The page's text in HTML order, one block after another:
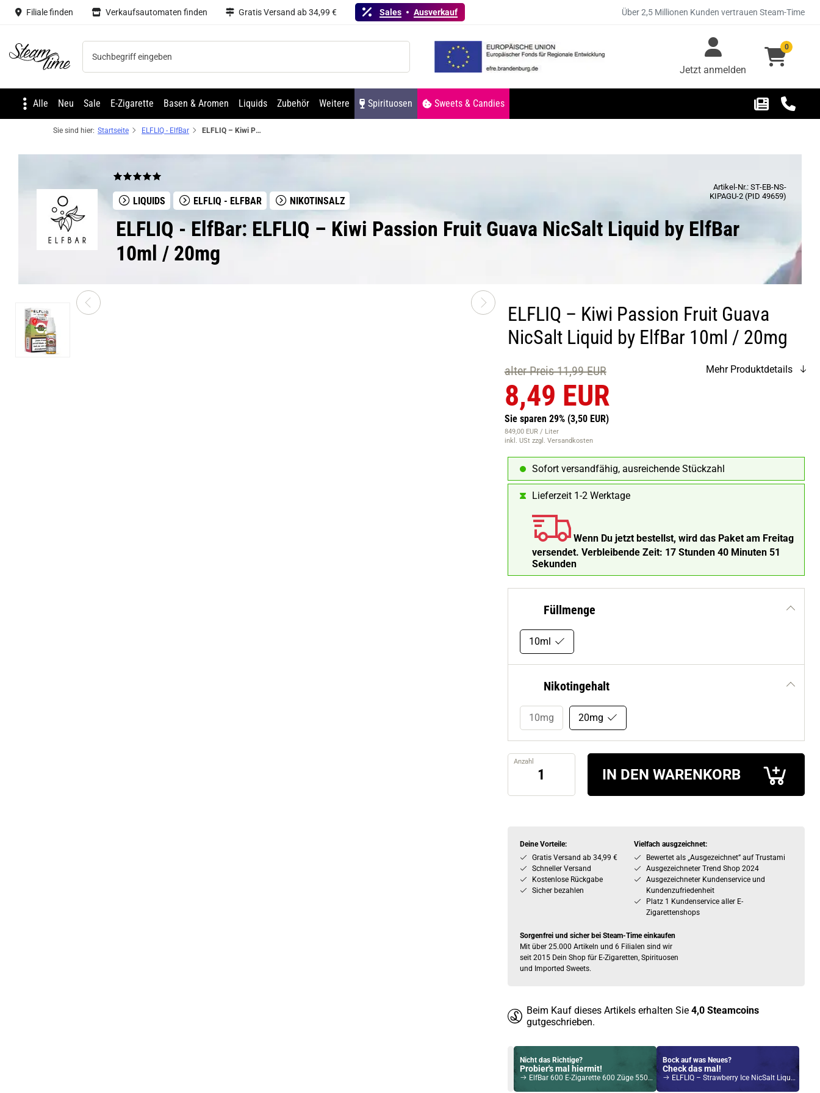
Filiale finden Verkaufsautomaten finden Gratis Versand ab 34,99 € Sales Ausverkauf Über 2,5 Millionen Kunden vertrauen Steam-Time
Steam time Jetzt anmelden
0
Alle Neu Sale E-Zigarette Basen & Aromen Liquids Zubehör Weitere Spirituosen Sweets & Candies
Sie sind hier: Startseite ELFLIQ - ElfBar ELFLIQ – Kiwi Passion Fruit Guava NicSalt Liquid by ElfBar 10ml / 20mg
LIQUIDS ELFLIQ - ELFBAR NIKOTINSALZ
Artikel-Nr.: ST-EB-NS-
KIPAGU-2 (PID 49659)
ELFLIQ - ElfBar: ELFLIQ – Kiwi Passion Fruit Guava NicSalt Liquid by ElfBar
10ml / 20mg
ELFLIQ – Kiwi Passion Fruit Guava
NicSalt Liquid by ElfBar 10ml / 20mg
alter Preis 11,99 EUR
8,49 EUR
Sie sparen 29% (3,50 EUR)
849,00 EUR / Liter
inkl. USt zzgl. Versandkosten
Mehr Produktdetails
Sofort versandfähig, ausreichende Stückzahl
Lieferzeit 1-2 Werktage
Wenn Du jetzt bestellst, wird das Paket am Freitag
versendet. Verbleibende Zeit: 17 Stunden 40 Minuten 50
Sekunden
Füllmenge
10ml
Nikotingehalt
10mg 20mg
Anzahl
IN DEN WARENKORB
Deine Vorteile:
Gratis Versand ab 34,99 €
Schneller Versand
Kostenlose Rückgabe
Sicher bezahlen
Vielfach ausgzeichnet:
Bewertet als „Ausgezeichnet” auf Trustami
Ausgezeichneter Trend Shop 2024
Ausgezeichneter Kundenservice und
Kundenzufriedenheit
Platz 1 Kundenservice aller E-
Zigarettenshops
Sorgenfrei und sicher bei Steam-Time einkaufen
Mit über 25.000 Artikeln und 6 Filialen sind wir
seit 2015 Dein Shop für E-Zigaretten, Spirituosen
und Imported Sweets.
Beim Kauf dieses Artikels erhalten Sie 4,0 Steamcoins
gutgeschrieben.
Nicht das Richtige?
Probier's mal hiermit!
ElfBar 600 E-Zigarette 600 Züge 550mAh Elfergy Ice 0 mg MHD 31-12-2023
Bock auf was Neues?
Check das mal!
ELFLIQ – Strawberry Ice NicSalt Liquid by ElfBar 10ml / 20mg